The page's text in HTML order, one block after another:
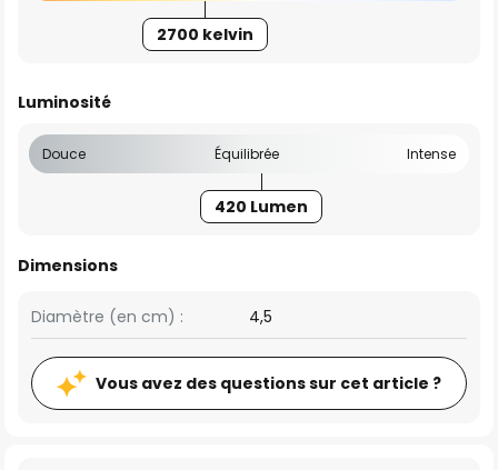
2700 kelvin
Luminosité
Douce Équilibrée Intense
420 Lumen
Dimensions
Diamètre (en cm) : 4,5
Vous avez des questions sur cet article ?